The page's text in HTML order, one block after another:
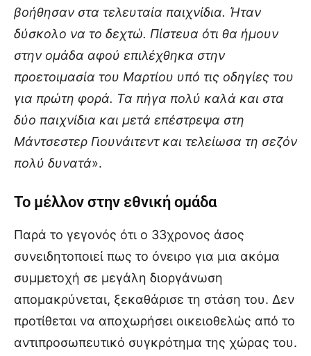
βοήθησαν στα τελευταία παιχνίδια. Ήταν
δύσκολο να το δεχτώ. Πίστευα ότι θα ήμουν
στην ομάδα αφού επιλέχθηκα στην
προετοιμασία του Μαρτίου υπό τις οδηγίες του
για πρώτη φορά. Τα πήγα πολύ καλά και στα
δύο παιχνίδια και μετά επέστρεψα στη
Μάντσεστερ Γιουνάιτεντ και τελείωσα τη σεζόν
πολύ δυνατά».
Το μέλλον στην εθνική ομάδα
Παρά το γεγονός ότι ο 33χρονος άσος
συνειδητοποιεί πως το όνειρο για μια ακόμα
συμμετοχή σε μεγάλη διοργάνωση
απομακρύνεται, ξεκαθάρισε τη στάση του. Δεν
προτίθεται να αποχωρήσει οικειοθελώς από το
αντιπροσωπευτικό συγκρότημα της χώρας του.